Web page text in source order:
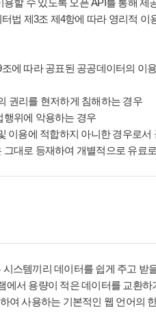
할 수 있도록 오픈 API를 통해 제
법 제3조 제4항에 따라 영리적
에 따라 공표된 공공데이터의
권리를 현저하게 침해하는 경우
행위에 악용하는 경우
이용에 적합하지 아니한 경우로
대로 등재하여 개별적으로 유료
스템끼리 데이터를 쉽게 주고 받
에서 용량이 적은 데이터를 교환
여 사용하는 기본적인 웹 언어의